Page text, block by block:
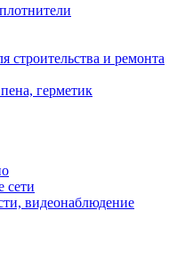
строительства и ремонта
герметик
сети
видеонаблюдение